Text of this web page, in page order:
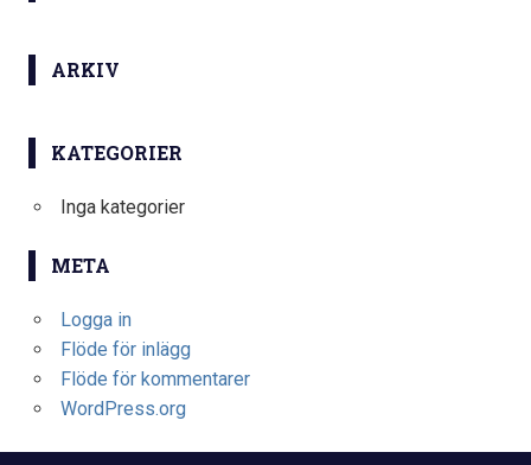
ARKIV
KATEGORIER
Inga kategorier
META
Logga in
Flöde för inlägg
Flöde för kommentarer
WordPress.org